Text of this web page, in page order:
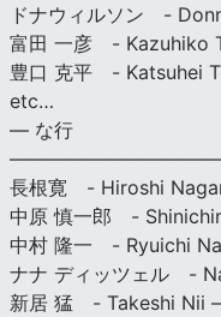
ドナウィルソン -
富田 一彦 - Kazuhiko
豊口 克平 - Katsuhei
etc…
— な行
長根寛 - Hiroshi
中原 慎一郎 -
中村 隆一 - Ryuichi
ナナ ディッツェル -
新居 猛 - Takeshi Nii –